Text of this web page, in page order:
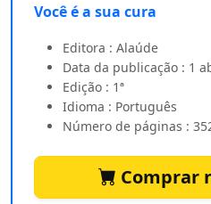
Você é a sua cura
Editora : Alaúde
Data da publicação : 1
Edição : 1ª
Idioma : Português
Número de páginas :
Comprar